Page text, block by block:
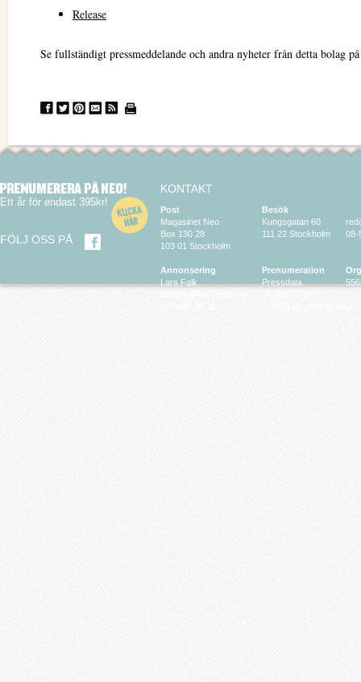
Release
Se fullständigt pressmeddelande och andra nyheter från detta bolag
Ett år för endast 395kr!
FÖLJ OSS PÅ
KONTAKT
Post
Magasinet Neo
Box 130 28
103 01 Stockholm
Annonsering
Lars Falk
Besök
Kungsgatan 60
111 22 Stockholm
Prenumeration
Pressdata
08-